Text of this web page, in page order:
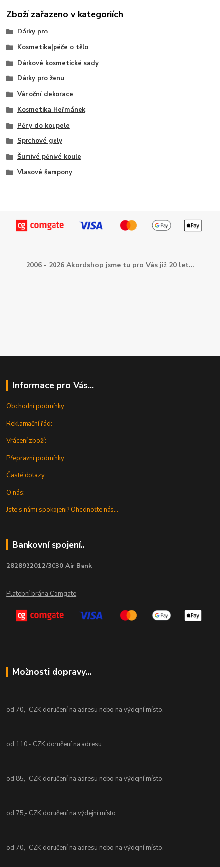
Zboží zařazeno v kategoriích
Dárky pro..
Kosmetika|péče o tělo
Dárkové kosmetické sady
Dárky pro ženu
Vánoční dekorace
Kosmetika Heřmánek
Pěny do koupele
Sprchové gely
Šumivé pěnivé koule
Vlasové šampony
2006 - 2026 Akordshop jsme tu pro Vás již 20 let...
Informace pro Vás...
Obchodní podmínky:
Reklamační řád:
Vrácení zboží:
Přepravní podmínky:
Časté dotazy:
O nás:
Jste s námi spokojeni? Ohodnoťte nás...
Bankovní spojení..
2828922012/3030 Air Bank
Platební brána Comgate
Možnosti dopravy...
od 70,- CZK doručení na adresu nebo na výdejní místo.
od 110,- CZK doručení na adresu.
od 85,- CZK doručení na adresu nebo na výdejní místo.
od 75,- CZK doručení na výdejní místo.
od 70,- CZK doručení na adresu nebo na výdejní místo.